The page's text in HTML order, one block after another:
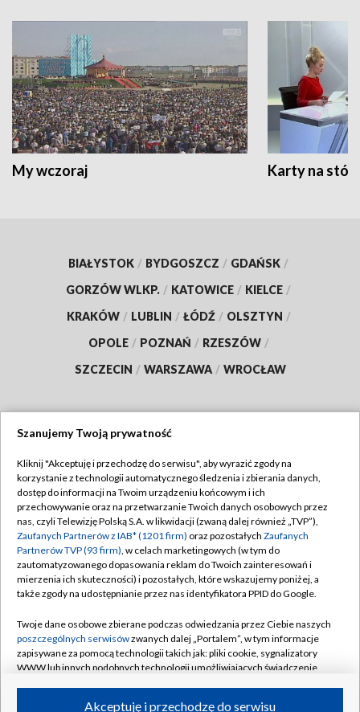
My wczoraj Karty na
BIAŁYSTOK / BYDGOSZCZ / GDAŃSK /
GORZÓW WLKP. / KATOWICE / KIELCE /
KRAKÓW / LUBLIN / ŁÓDŹ / OLSZTYN /
OPOLE / POZNAŃ / RZESZÓW /
SZCZECIN / WARSZAWA / WROCŁAW
TVP
Abonament TVP
Emisja w TVP
Centrum informacji TVP
Naziemna Telewizja Cyfrowa
Rada Programowa
System NOS
Informacje o nadawcy
Regulamin TVP
Polityka prywatności
Moje zgody
Pomoc
Kontakt
Kanały
Szanujemy Twoją prywatność
Kliknij "Akceptuję i przechodzę do serwisu", aby wyrazić zgody na
korzystanie z technologii automatycznego śledzenia i zbierania danych,
dostęp do informacji na Twoim urządzeniu końcowym i ich
przechowywanie oraz na przetwarzanie Twoich danych osobowych przez
nas, czyli Telewizję Polską S.A. w likwidacji (zwaną dalej również „TVP”),
Zaufanych Partnerów z IAB* (1201 firm) oraz pozostałych Zaufanych
Partnerów TVP (93 firm), w celach marketingowych (w tym do
zautomatyzowanego dopasowania reklam do Twoich zainteresowań i
mierzenia ich skuteczności) i pozostałych, które wskazujemy poniżej, a
także zgody na udostępnianie przez nas identyfikatora PPID do Google.
Twoje dane osobowe zbierane podczas odwiedzania przez Ciebie naszych
poszczególnych serwisówzwanych dalej „Portalem”, w tym informacje
zapisywane za pomocą technologii takich jak: pliki cookie, sygnalizatory
WWW lub innych podobnych technologii umożliwiających świadczenie
Akceptuję i przechodzę do serwisu